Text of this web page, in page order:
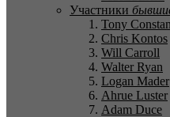
Участники
Tony
Chris Kontos
Will Carroll
Walter Ryan
Logan Mader
Ahrue Luster
Adam Duce